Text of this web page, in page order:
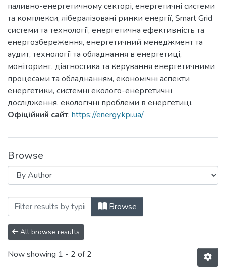
паливно-енергетичному секторі, енергетичні системи
та комплекси, лібералізовані ринки енергії, Smart Grid
системи та технології, енергетична ефективність та
енергозбереження, енергетичний менеджмент та
аудит, технології та обладнання в енергетиці,
моніторинг, діагностика та керування енергетичними
процесами та обладнанням, економічні аспекти
енергетики, системні еколого-енергетичні
дослідження, екологічні проблеми в енергетиці.
Офіційний сайт: https://energy.kpi.ua/
Browse
Browsing Енергетика: економіка,
Browse
All browse results
Now showing 1 - 2 of 2